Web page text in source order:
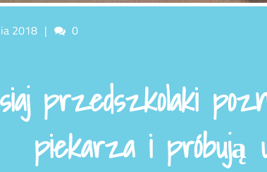
2018 Comments
0
przedszkolaki
piekarza i próbują